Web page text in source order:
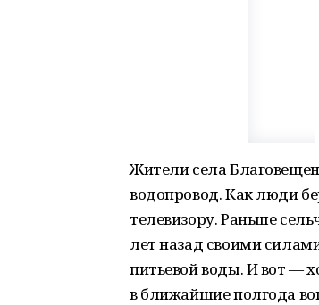
Жители села
водопровод. Как люди
телевизору. Раньше
лет назад своими
питьевой воды. И вот —
в ближайшие полгода